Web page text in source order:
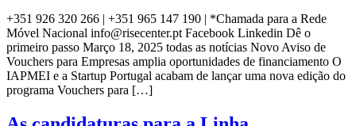
+351 926 320 266 | +351 965 147 190 | *Chamada para a Rede
Móvel Nacional info@risecenter.pt Facebook Linkedin Dê o
primeiro passo Março 18, 2025 todas as notícias Novo Aviso de
Vouchers para Empresas amplia oportunidades de financiamento O
IAPMEI e a Startup Portugal acabam de lançar uma nova edição do
programa Vouchers para […]